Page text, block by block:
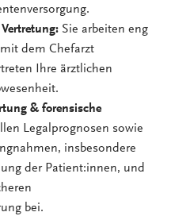
Sie arbeiten eng
dem Chefarzt
Ihre ärztlichen
& forensische
Legalprognosen sowie
insbesondere
der Patient:innen, und
bei.